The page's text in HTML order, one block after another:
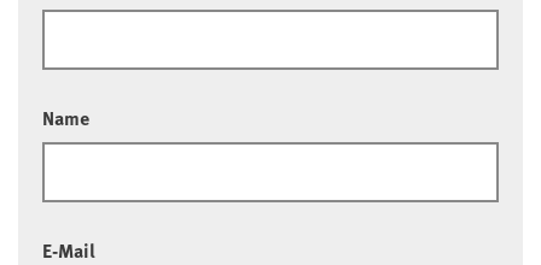
Name
E-Mail